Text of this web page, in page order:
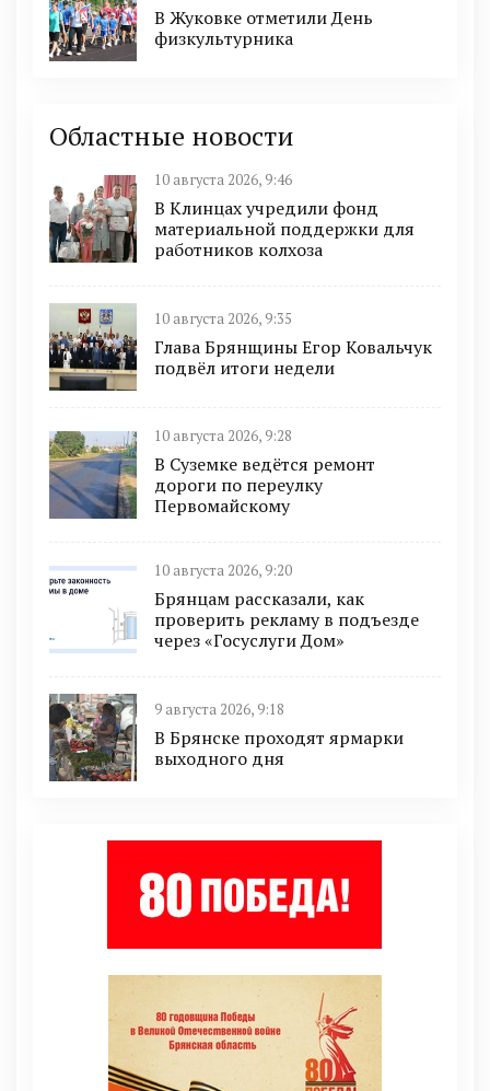
В Жуковке отметили День
физкультурника
Областные новости
10 августа 2026, 9:46
В Клинцах учредили фонд
материальной поддержки для
работников колхоза
10 августа 2026, 9:35
Глава Брянщины Егор Ковальчук
подвёл итоги недели
10 августа 2026, 9:28
В Суземке ведётся ремонт
дороги по переулку
Первомайскому
10 августа 2026, 9:20
Брянцам рассказали, как
проверить рекламу в подъезде
через «Госуслуги Дом»
9 августа 2026, 9:18
В Брянске проходят ярмарки
выходного дня